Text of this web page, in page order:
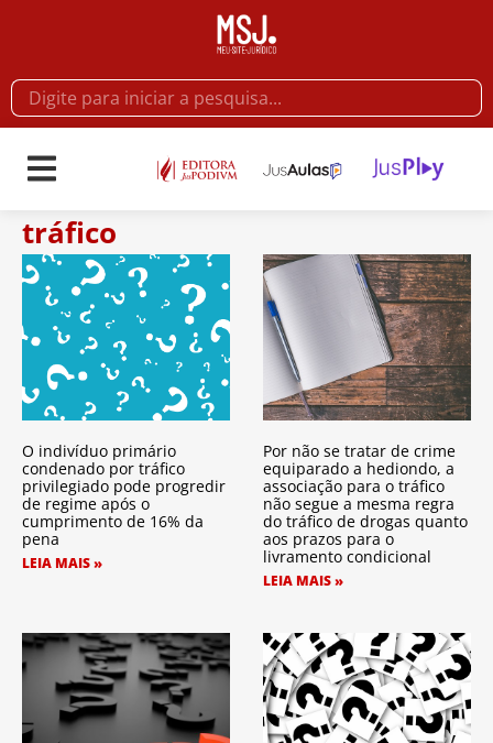
tráfico
O indivíduo primário
condenado por tráfico
privilegiado pode progredir
de regime após o
cumprimento de 16% da
pena
LEIA MAIS »
Por não se tratar de crime
equiparado a hediondo, a
associação para o tráfico
não segue a mesma regra
do tráfico de drogas quanto
aos prazos para o
livramento condicional
LEIA MAIS »